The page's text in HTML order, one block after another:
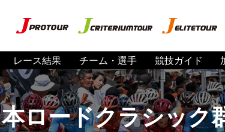
レース結果 チーム・選手 競技ガイド
本ロードクラシッ